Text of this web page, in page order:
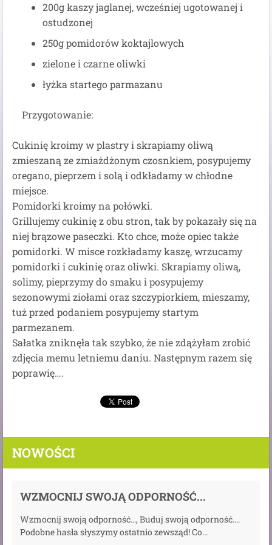
200g kaszy jaglanej, wcześniej ugotowanej i
ostudzonej
250g pomidorów koktajlowych
zielone i czarne oliwki
łyżka startego parmazanu
Przygotowanie:
Cukinię kroimy w plastry i skrapiamy oliwą
zmieszaną ze zmiażdżonym czosnkiem, posypujemy
oregano, pieprzem i solą i odkładamy w chłodne
miejsce.
Pomidorki kroimy na połówki.
Grillujemy cukinię z obu stron, tak by pokazały się na
niej brązowe paseczki. Kto chce, może opiec także
pomidorki. W misce rozkładamy kaszę, wrzucamy
pomidorki i cukinię oraz oliwki. Skrapiamy oliwą,
solimy, pieprzymy do smaku i posypujemy
sezonowymi ziołami oraz szczypiorkiem, mieszamy,
tuż przed podaniem posypujemy startym
parmezanem.
Sałatka zniknęła tak szybko, że nie zdążyłam zrobić
zdjęcia memu letniemu daniu. Następnym razem się
poprawię….
NOWOŚCI
WZMOCNIJ SWOJĄ ODPORNOŚĆ...
Wzmocnij swoją odporność..., Buduj swoją odporność....
Podobne hasła słyszymy ostatnio zewsząd! Co...